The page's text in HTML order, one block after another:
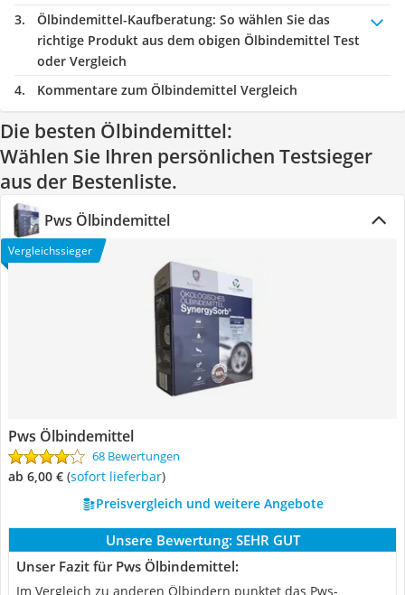
Ölbindemittel-Kaufberatung: So wählen Sie das
richtige Produkt aus dem obigen Ölbindemittel Test
oder Vergleich
Kommentare zum Ölbindemittel Vergleich
Die besten Ölbindemittel:
Wählen Sie Ihren persönlichen Testsieger
aus der Bestenliste.
Pws Ölbindemittel
Vergleichssieger
Pws Ölbindemittel
68 Bewertungen
ab 6,00 € ( Sofort lieferbar)
Preisvergleich und weitere Angebote
Unsere Bewertung: SEHR GUT
Unser Fazit für Pws Ölbindemittel:
Im Vergleich zu anderen Ölbindern punktet das Pws-